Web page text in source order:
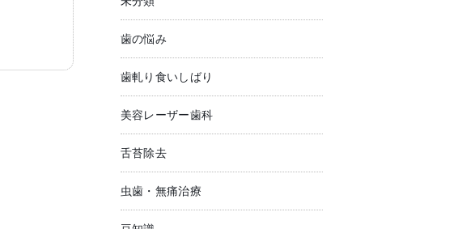
歯の悩み
歯軋り食いしばり
美容レーザー歯科
舌苔除去
虫歯・無痛治療